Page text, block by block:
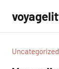
contenu
Uncategorized